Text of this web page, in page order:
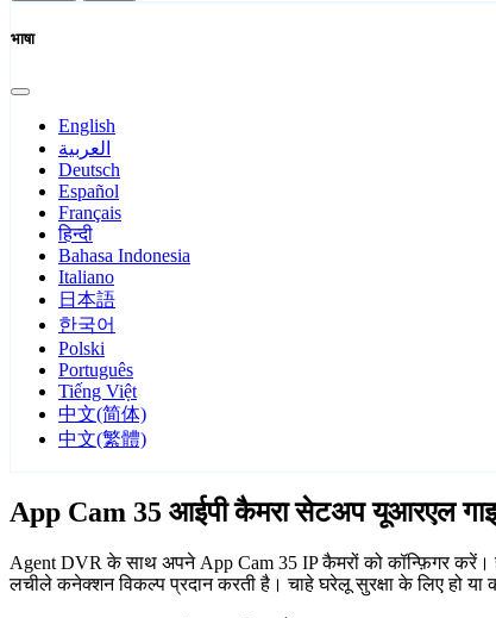
भाषा
English
العربية
Deutsch
Español
Français
हिन्दी
Bahasa Indonesia
Italiano
日本語
한국어
Polski
Português
Tiếng Việt
中文(简体)
中文(繁體)
App Cam 35 आईपी कैमरा सेटअप यूआरएल
Agent DVR के साथ अपने App Cam 35 IP कैमरों को कॉन्फ़िगर करें।
लचीले कनेक्शन विकल्प प्रदान करती है। चाहे घरेलू सुरक्षा के लिए हो या